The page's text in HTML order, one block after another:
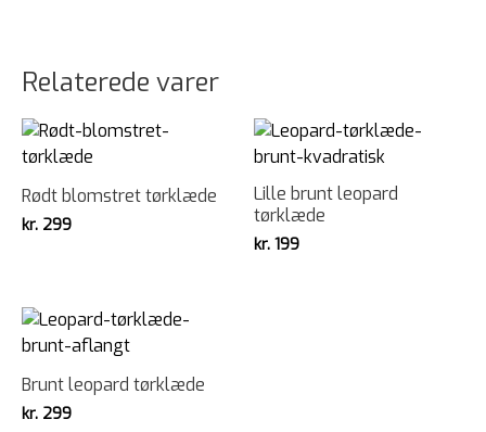
Relaterede varer
Rødt blomstret tørklæde
kr. 299
Lille brunt leopard
tørklæde
kr. 199
Brunt leopard tørklæde
kr. 299